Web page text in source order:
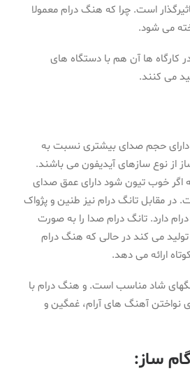
است. چرا که هنگ درام معمولا
می شود.
کارگاه ها آن هم با دستگاه های
می کنند.
دارای حجم صدای بیشتری نسبت به
از نوع سازهای آیدیفون می باشند.
خوب تیون شود دارای عمق صدای
در مقابل تانگ درام نیز طنین و پژواک
دارد. تانگ درام صدا را به صورت
می کند در حالی که هنگ درام
ارائه می دهد.
شاد مناسب است. و هنگ درام با
نواختن آهنگ های آرام، غمگین و